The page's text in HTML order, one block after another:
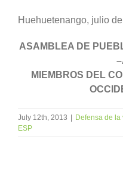
Huehuetenango, julio
ASAMBLEA DE
MIEMBROS DEL
July 12th, 2013 Defensa de
ESP